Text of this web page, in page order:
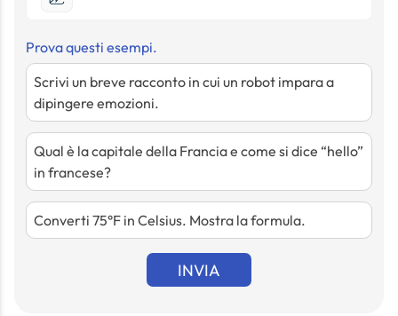
Prova questi esempi.
Scrivi un breve racconto in cui un robot impara a
dipingere emozioni.
Qual è la capitale della Francia e come si dice “hello”
in francese?
Converti 75°F in Celsius. Mostra la formula.
INVIA